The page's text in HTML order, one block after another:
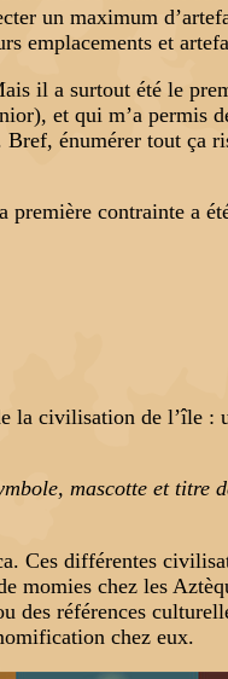
un maximum
emplacements et
il a surtout été le
et qui m’a permis
énumérer tout ça
contrainte a
la civilisation de l’île :
mascotte et titre
Ces différentes
momies chez les
références
chez eux.